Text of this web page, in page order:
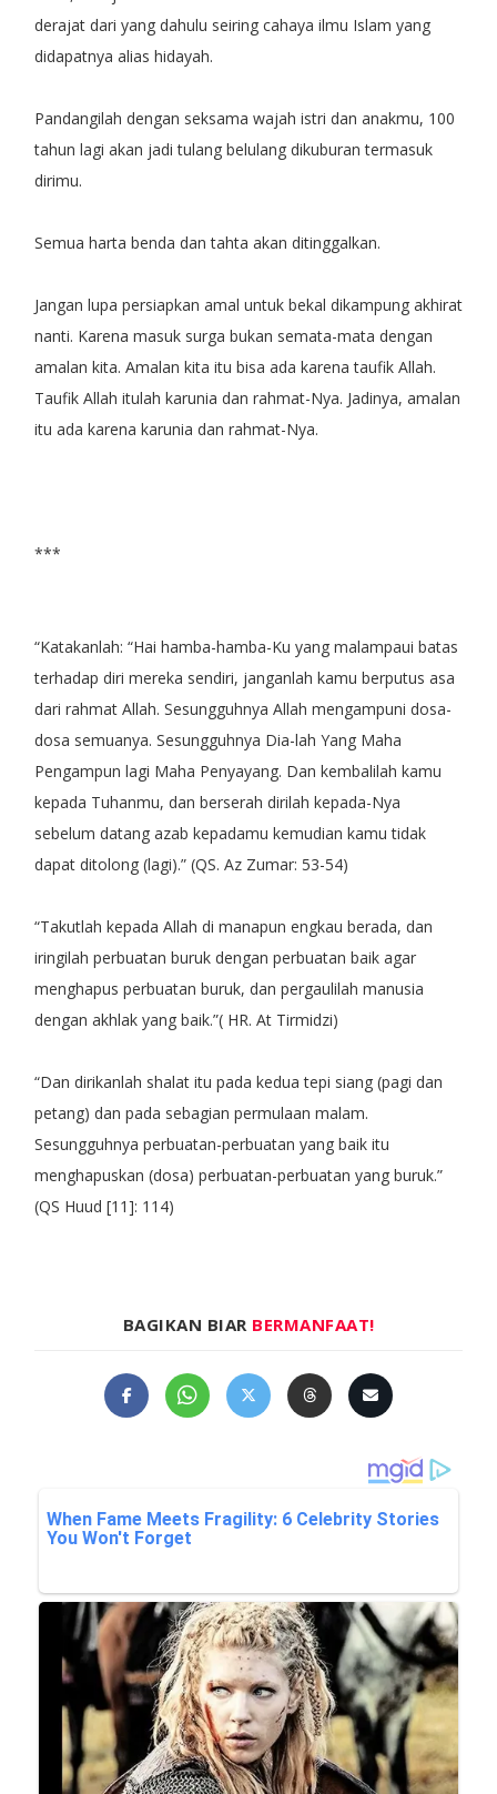
derajat dari yang dahulu seiring cahaya ilmu Islam yang
didapatnya alias hidayah.
Pandangilah dengan seksama wajah istri dan anakmu, 100
tahun lagi akan jadi tulang belulang dikuburan termasuk
dirimu.
Semua harta benda dan tahta akan ditinggalkan.
Jangan lupa persiapkan amal untuk bekal dikampung akhirat
nanti. Karena masuk surga bukan semata-mata dengan
amalan kita. Amalan kita itu bisa ada karena taufik Allah.
Taufik Allah itulah karunia dan rahmat-Nya. Jadinya, amalan
itu ada karena karunia dan rahmat-Nya.
***
“Katakanlah: “Hai hamba-hamba-Ku yang malampaui batas
terhadap diri mereka sendiri, janganlah kamu berputus asa
dari rahmat Allah. Sesungguhnya Allah mengampuni dosa-
dosa semuanya. Sesungguhnya Dia-lah Yang Maha
Pengampun lagi Maha Penyayang. Dan kembalilah kamu
kepada Tuhanmu, dan berserah dirilah kepada-Nya
sebelum datang azab kepadamu kemudian kamu tidak
dapat ditolong (lagi).” (QS. Az Zumar: 53-54)
“Takutlah kepada Allah di manapun engkau berada, dan
iringilah perbuatan buruk dengan perbuatan baik agar
menghapus perbuatan buruk, dan pergaulilah manusia
dengan akhlak yang baik.”( HR. At Tirmidzi)
“Dan dirikanlah shalat itu pada kedua tepi siang (pagi dan
petang) dan pada sebagian permulaan malam.
Sesungguhnya perbuatan-perbuatan yang baik itu
menghapuskan (dosa) perbuatan-perbuatan yang buruk.”
(QS Huud [11]: 114)
BAGIKAN BIAR BERMANFAAT!